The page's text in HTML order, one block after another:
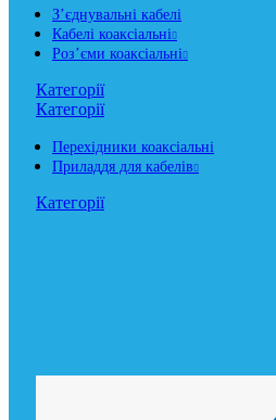
Зʼєднувальні кабелі
Кабелі коаксіальні
Роз’єми коаксіальні
Категорії
Категорії
Перехідники коаксіальні
Приладдя для кабелів
Категорії